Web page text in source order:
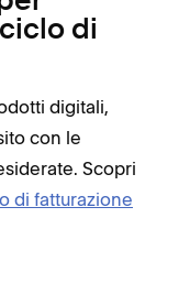
di
digitali,
con le
Scopri
di fatturazione